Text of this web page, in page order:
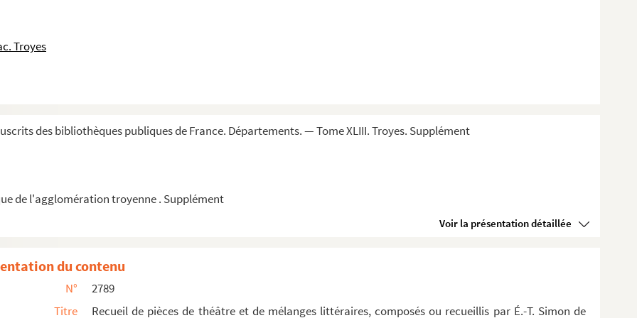
Troyes
des bibliothèques publiques de France. Départements. — Tome XLIII. Troyes. Supplément
de l'agglomération troyenne . Supplément
Voir la présentation détaillée
des élèves, du n
à Vienne », par le D
IV, de Louis XIV, de plusieurs princes ...
passées et faictes au prouffict du couvent...
Boquillon, notaire et procureur, demeu...
et sortie du royaume sur toutes les...
principalement la ville de Troyes et la Cha...
ou recueillis par É.-T. Simon de T...
du contenu
N°
2789
Titre
Recueil de pièces de théâtre et de mélanges littéraires, composés ou recueillis par É.-T. Simon de